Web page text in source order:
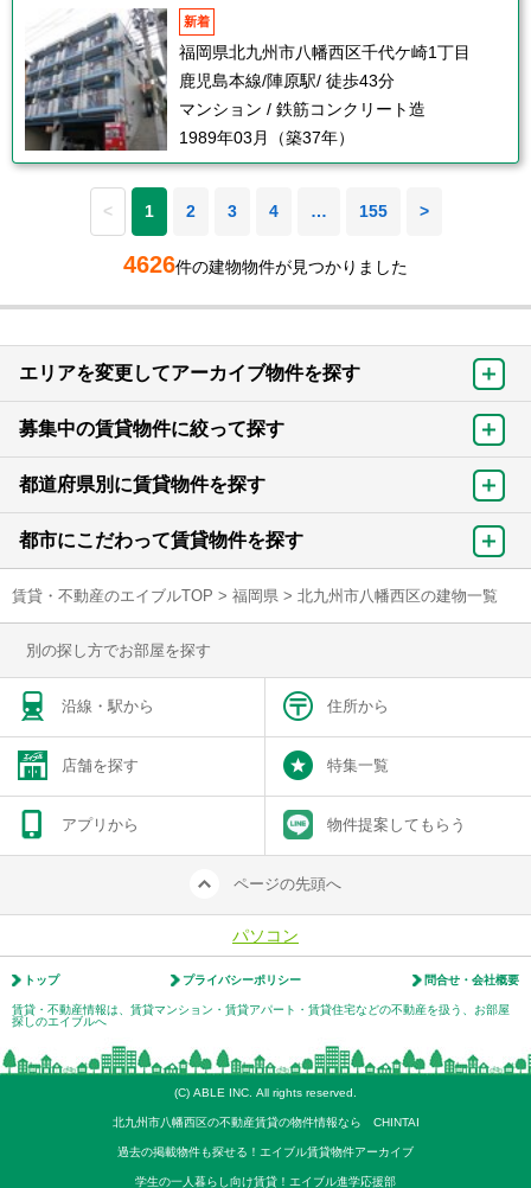
新着
福岡県北九州市八幡西区千代ケ崎1丁目
鹿児島本線/陣原駅/ 徒歩43分
マンション / 鉄筋コンクリート造
1989年03月（築37年）
< 1 2 3 4 … 155 >
4626件の建物物件が見つかりました
エリアを変更してアーカイブ物件を探す
募集中の賃貸物件に絞って探す
都道府県別に賃貸物件を探す
都市にこだわって賃貸物件を探す
賃貸・不動産のエイブルTOP > 福岡県 > 北九州市八幡西区の建物一覧
別の探し方でお部屋を探す
沿線・駅から 住所から
店舗を探す 特集一覧
アプリから 物件提案してもらう
ページの先頭へ
パソコン
トップ プライバシーポリシー 問合せ・会社概要
賃貸・不動産情報は、賃貸マンション・賃貸アパート・賃貸住宅などの不動産を扱う、お部屋
探しのエイブルへ
(C) ABLE INC. All rights reserved.
北九州市八幡西区の不動産賃貸の物件情報なら CHINTAI
過去の掲載物件も探せる！エイブル賃貸物件アーカイブ
学生の一人暮らし向け賃貸！エイブル進学応援部